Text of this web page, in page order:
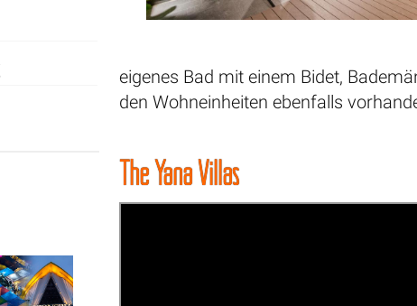
eigenes Bad mit einem Bidet,
den Wohneinheiten ebenfalls
The Yana Villas